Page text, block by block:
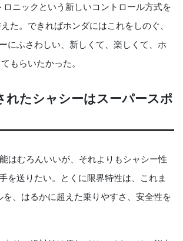
ロニックという新しいコントロール方式を
た。できればホンダにはこれをしのぐ、
にふさわしい、新しくて、楽しくて、ホ
もらいたかった。
れたシャシーはスーパースポ
はむろんいいが、それよりもシャシー性
を送りたい。とくに限界特性は、これま
を、はるかに超えた乗りやすさ、安全性を